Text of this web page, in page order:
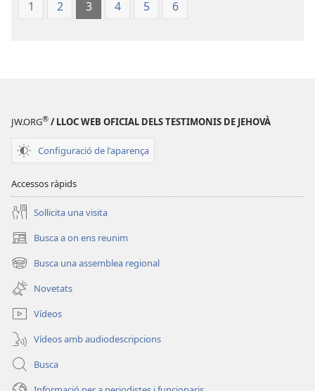
1 2 3 4 5 6
JW.ORG® / LLOC WEB OFICIAL DELS TESTIMONIS DE JEHOVÀ
Configuració de l'aparença
Accessos ràpids
Soŀlicita una visita
Busca a on ens reunim
(obri
en
una
finestra
nova)
Busca una assemblea regional
(obri
en
una
finestra
nova)
Novetats
Vídeos
Vídeos amb audiodescripcions
Busca